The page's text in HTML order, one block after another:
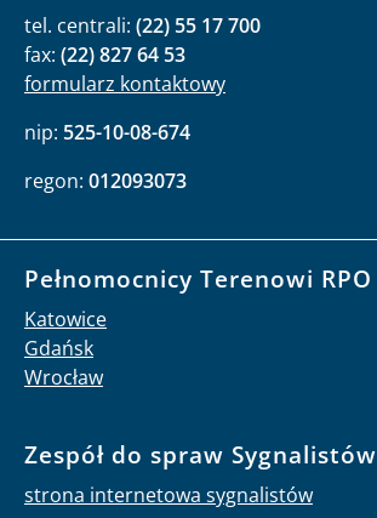
tel. centrali: (22) 55 17 700
fax: (22) 827 64 53
formularz kontaktowy
nip: 525-10-08-674
regon: 012093073
Pełnomocnicy Terenowi RPO
Katowice
Gdańsk
Wrocław
Zespół do spraw Sygnalistów
strona internetowa sygnalistów